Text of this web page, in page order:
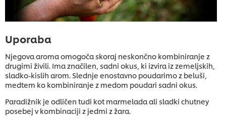
Uporaba
Njegova aroma omogoča skoraj neskončno kombiniranje z
drugimi živili. Ima značilen, sadni okus, ki izvira iz zemeljskih,
sladko-kislih arom. Slednje enostavno poudarimo z beluši,
medtem ko kombiniranje z medom poudari sadni okus.
Paradižnik je odličen tudi kot marmelada ali sladki chutney
posebej v kombinaciji z jedmi z žara.